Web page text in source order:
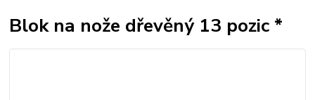
Blok na nože dřevěný 13 pozic *